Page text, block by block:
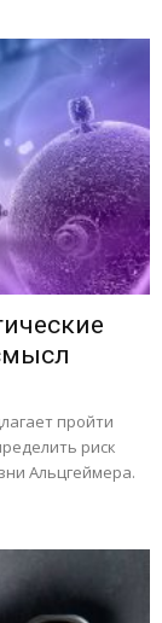
пройти
риск
Альцгеймера.